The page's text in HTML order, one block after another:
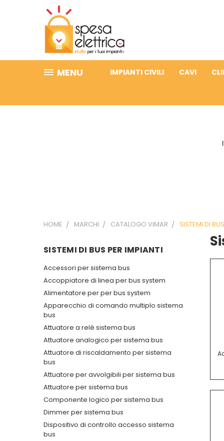
MENU IMPIANTI CIVILI CAVI
HOME MARCHI CATALOGO VIMAR SISTEMI DI
SISTEMI DI BUS PER IMPIANTI
Accessori per sistema bus
Accoppiatore di linea per bus system
Alimentatore per per bus system
Apparecchio di comando multiplo sistema
bus
Attuatore a relè sistema bus
Attuatore analogico per sistema bus
Attuatore di riscaldamento per sistema
bus
Attuatore per avvolgibili per sistema bus
Attuatore per sistema bus
Componente logico per sistema bus
Dimmer per sistema bus
Dispositivo di controllo accesso sistema
bus